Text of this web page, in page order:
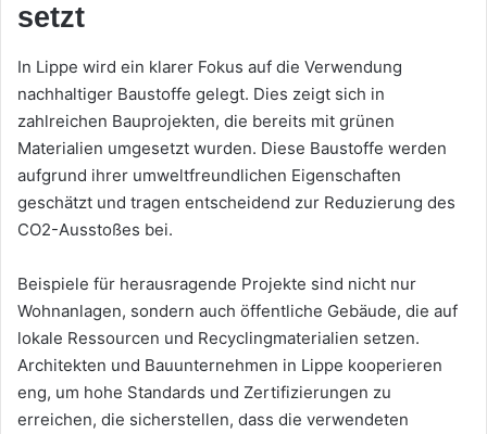
setzt
In Lippe wird ein klarer Fokus auf die Verwendung
nachhaltiger Baustoffe gelegt. Dies zeigt sich in
zahlreichen Bauprojekten, die bereits mit grünen
Materialien umgesetzt wurden. Diese Baustoffe werden
aufgrund ihrer umweltfreundlichen Eigenschaften
geschätzt und tragen entscheidend zur Reduzierung des
CO2-Ausstoßes bei.
Beispiele für herausragende Projekte sind nicht nur
Wohnanlagen, sondern auch öffentliche Gebäude, die auf
lokale Ressourcen und Recyclingmaterialien setzen.
Architekten und Bauunternehmen in Lippe kooperieren
eng, um hohe Standards und Zertifizierungen zu
erreichen, die sicherstellen, dass die verwendeten